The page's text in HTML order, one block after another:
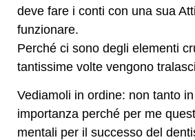
deve fare i conti con una sua
funzionare.
Perché ci sono degli elementi
tantissime volte vengono
Vediamoli in ordine: non tanto
importanza perché per me
mentali per il successo del